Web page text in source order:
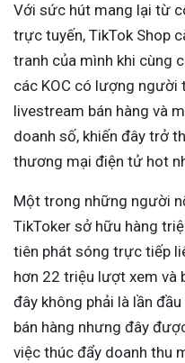
Với sức hút mang lại từ
trực tuyến, TikTok Shop
tranh của mình khi cùng
các KOC có lượng người
livestream bán hàng và
doanh số, khiến đây trở
thương mại điện tử hot
Một trong những người
TikToker sở hữu hàng
tiên phát sóng trực tiếp
hơn 22 triệu lượt xem và
đây không phải là lần
bán hàng nhưng đây
việc thúc đẩy doanh thu